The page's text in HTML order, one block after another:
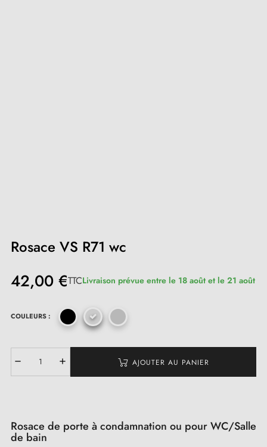
Rosace VS R71 wc
42,00 €TTCLivraison prévue entre le 18 août et le 21 août
COULEURS :
AJOUTER AU PANIER
Rosace de porte à condamnation ou pour WC/Salle
de bain